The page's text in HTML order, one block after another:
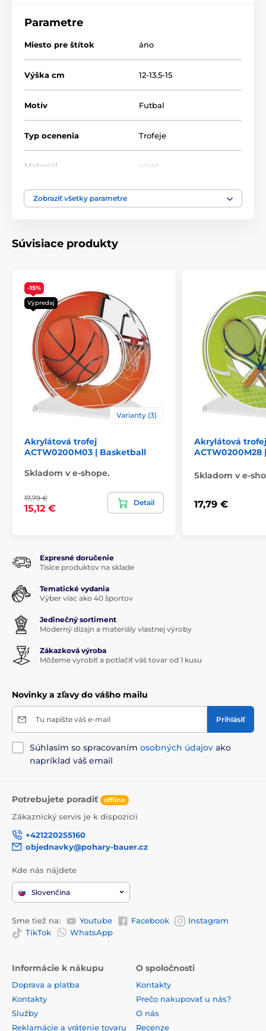
Parametre
Miesto pre štítok áno
Výška cm 12-13.5-15
Motív Futbal
Typ ocenenia Trofeje
Materiál plast
Spôsob personalizácie
Zobraziť všetky parametre
Súvisiace produkty
-15%
Výpredaj
Varianty (3)
Akrylátová trofej
ACTW0200M03 | Basketball
Skladom v e-shope.
17,79 €
15,12 €
Detail
Akrylátová trofej
ACTW0200M28
Skladom v e-
17,79 €
Expresné doručenie
Tisíce produktov na sklade
Tematické vydania
Výber viac ako 40 športov
Jedinečný sortiment
Moderný dizajn a materiály vlastnej výroby
Zákazková výroba
Môžeme vyrobiť a potlačiť váš tovar od 1 kusu
Novinky a zľavy do vášho mailu
Tu napíšte váš e-mail Prihlásiť
Súhlasím so spracovaním osobných údajov ako
napríklad váš email
Potrebujete poradiť offline
Zákaznický servis je k dispozícii
+421220255160
objednavky@pohary-bauer.cz
Kde nás nájdete
Slovenčina
Sme tiež na: Youtube Facebook
Instagram
TikTok
WhatsApp
Informácie k nákupu
Doprava a platba
Kontakty
Služby
Reklamácie a vrátenie tovaru
O spoločnosti
Kontakty
Prečo nakupovať u nás?
O nás
Recenze